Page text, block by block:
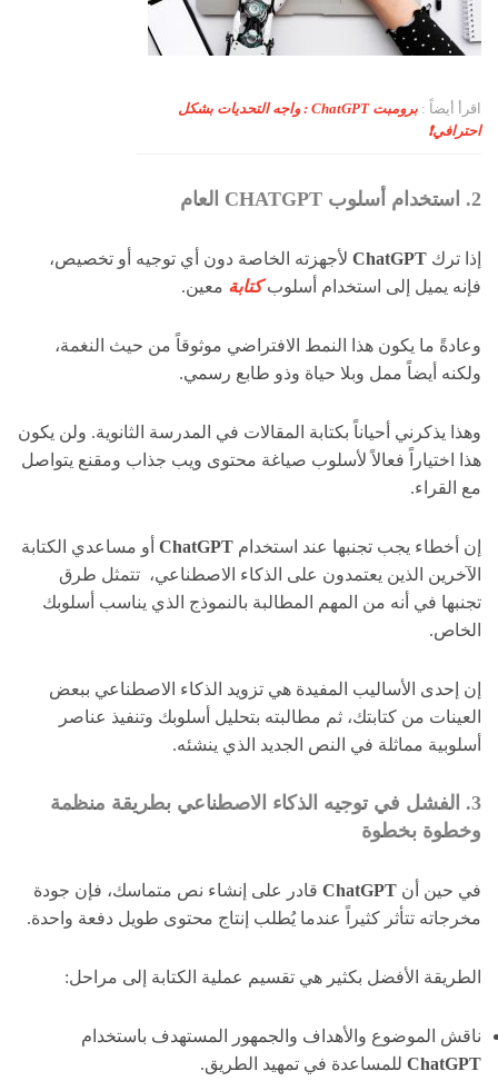
اقرأ أيضاً :
برومبت ChatGPT : واجه التحديات بشكل
احترافي❗
2. استخدام أسلوب CHATGPT العام
إذا ترك ChatGPT لأجهزته الخاصة دون أي توجيه أو تخصيص،
فإنه يميل إلى استخدام أسلوبكتابة معين.
وعادةً ما يكون هذا النمط الافتراضي موثوقاً من حيث النغمة،
ولكنه أيضاً ممل وبلا حياة وذو طابع رسمي.
وهذا يذكرني أحياناً بكتابة المقالات في المدرسة الثانوية. ولن يكون
هذا اختياراً فعالاً لأسلوب صياغة محتوى ويب جذاب ومقنع يتواصل
مع القراء.
إن أخطاء يجب تجنبها عند استخدام
أو مساعدي الكتابة
الآخرين الذين يعتمدون على الذكاء الاصطناعي، تتمثل طرق
تجنبها في أنه من المهم المطالبة بالنموذج الذي يناسب أسلوبك
الخاص.
إن إحدى الأساليب المفيدة هي تزويد الذكاء الاصطناعي ببعض
العينات من كتابتك، ثم مطالبته بتحليل أسلوبك وتنفيذ عناصر
أسلوبية مماثلة في النص الجديد الذي ينشئه.
3. الفشل في توجيه الذكاء الاصطناعي بطريقة منظمة
وخطوة بخطوة
في حين أن ChatGPT قادر على إنشاء نص متماسك، فإن جودة
مخرجاته تتأثر كثيراً عندما يُطلب إنتاج محتوى طويل دفعة واحدة.
الطريقة الأفضل بكثير هي تقسيم عملية الكتابة إلى مراحل:
ناقش الموضوع والأهداف والجمهور المستهدف باستخدام
ChatGPT للمساعدة في تمهيد الطريق.